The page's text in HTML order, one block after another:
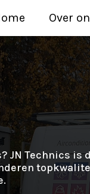
Over
JN Technics is